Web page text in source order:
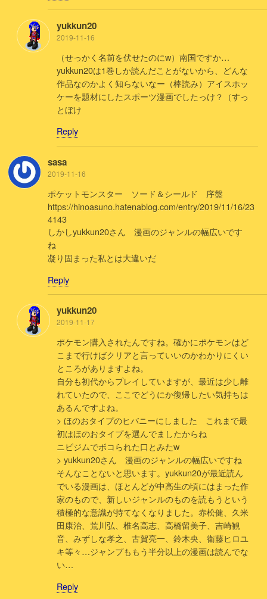
yukkun20
2019-11-16
（せっかく名前を伏せたのにw）南国ですか…
yukkun20は1巻しか読んだことがないから、どんな
作品なのかよく知らないなー（棒読み）アイスホッ
ケーを題材にしたスポーツ漫画でしたっけ？（すっ
とぼけ
Reply
sasa
2019-11-16
ポケットモンスター ソード＆シールド 序盤
https://hinoasuno.hatenablog.com/entry/2019/11/16/23
4143
しかしyukkun20さん 漫画のジャンルの幅広いです
ね
凝り固まった私とは大違いだ
Reply
yukkun20
2019-11-17
ポケモン購入されたんですね。確かにポケモンはど
こまで行けばクリアと言っていいのかわかりにくい
ところがありますよね。
自分も初代からプレイしていますが、最近は少し離
れていたので、ここでどうにか復帰したい気持ちは
あるんですよね。
> ほのおタイプのヒバニーにしました これまで最
初はほのおタイプを選んでましたからね
ニビジムでボコられた口とみたw
> yukkun20さん 漫画のジャンルの幅広いですね
そんなことないと思います。yukkun20が最近読ん
でいる漫画は、ほとんどが中高生の頃にはまった作
家のもので、新しいジャンルのものを読もうという
積極的な意識が持てなくなりました。赤松健、久米
田康治、荒川弘、椎名高志、高橋留美子、吉崎観
音、みずしな孝之、古賀亮一、鈴木央、衛藤ヒロユ
キ等々…ジャンプももう半分以上の漫画は読んでな
い…
Reply